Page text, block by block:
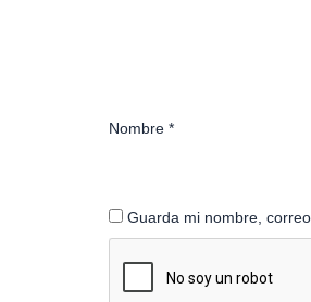
Nombre *
Guarda mi nombre,